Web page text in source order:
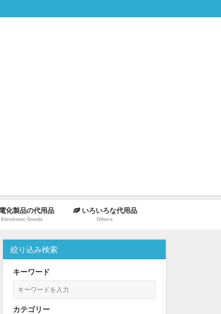
電化製品の代用品
Electronic Goods
いろいろな代用品
Others
絞り込み検索
キーワード
カテゴリー